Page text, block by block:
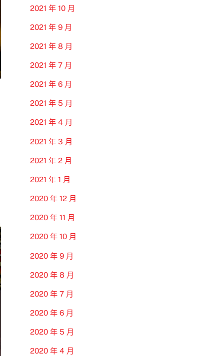
2021 年 10 月
2021 年 9 月
2021 年 8 月
2021 年 7 月
2021 年 6 月
2021 年 5 月
2021 年 4 月
2021 年 3 月
2021 年 2 月
2021 年 1 月
2020 年 12 月
2020 年 11 月
2020 年 10 月
2020 年 9 月
2020 年 8 月
2020 年 7 月
2020 年 6 月
2020 年 5 月
2020 年 4 月